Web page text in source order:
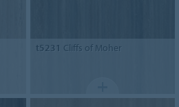
t5231 Cliffs of Moher